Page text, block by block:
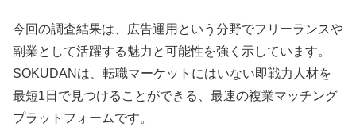
今回の調査結果は、広告運用という分野でフリーランスや
副業として活躍する魅力と可能性を強く示しています。
SOKUDANは、転職マーケットにはいない即戦力人材を
最短1日で見つけることができる、最速の複業マッチング
プラットフォームです。